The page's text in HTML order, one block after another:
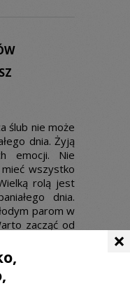
ślub nie może
dnia. Żyją
emocji. Nie
wszystko
rolą jest
dnia.
parom w
zacząć od
realizacji.
w
Cywilnego są
×